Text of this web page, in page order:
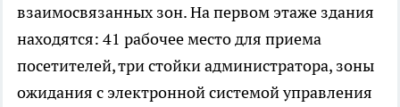
взаимосвязанных зон. На первом этаже здания
находятся: 41 рабочее место для приема
посетителей, три стойки администратора, зоны
ожидания с электронной системой управления